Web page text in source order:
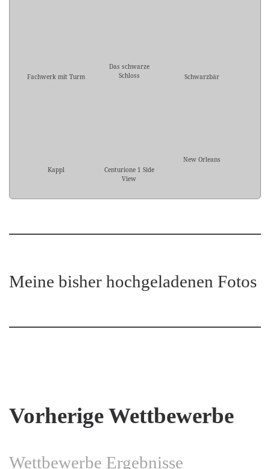
Fachwerk mit Turm
Das schwarze
Schloss
Schwarzbär
Kappl
Centurione 1 Side
View
New Orleans
Meine bisher hochgeladenen Fotos
Vorherige Wettbewerbe
Wettbewerbe Ergebnisse